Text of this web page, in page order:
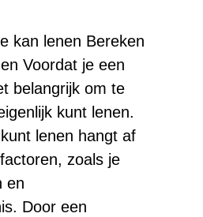
kan lenen Bereken
Voordat je een
belangrijk om te
kunt lenen.
lenen hangt af
zoals je
en
Door een